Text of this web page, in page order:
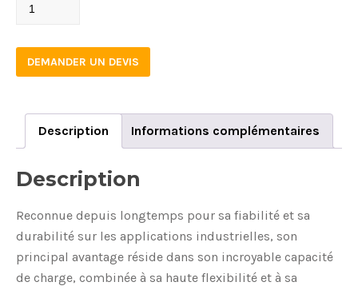
DEMANDER UN DEVIS
Description Informations complémentaires
Description
Reconnue depuis longtemps pour sa fiabilité et sa
durabilité sur les applications industrielles, son
principal avantage réside dans son incroyable capacité
de charge, combinée à sa haute flexibilité et à sa